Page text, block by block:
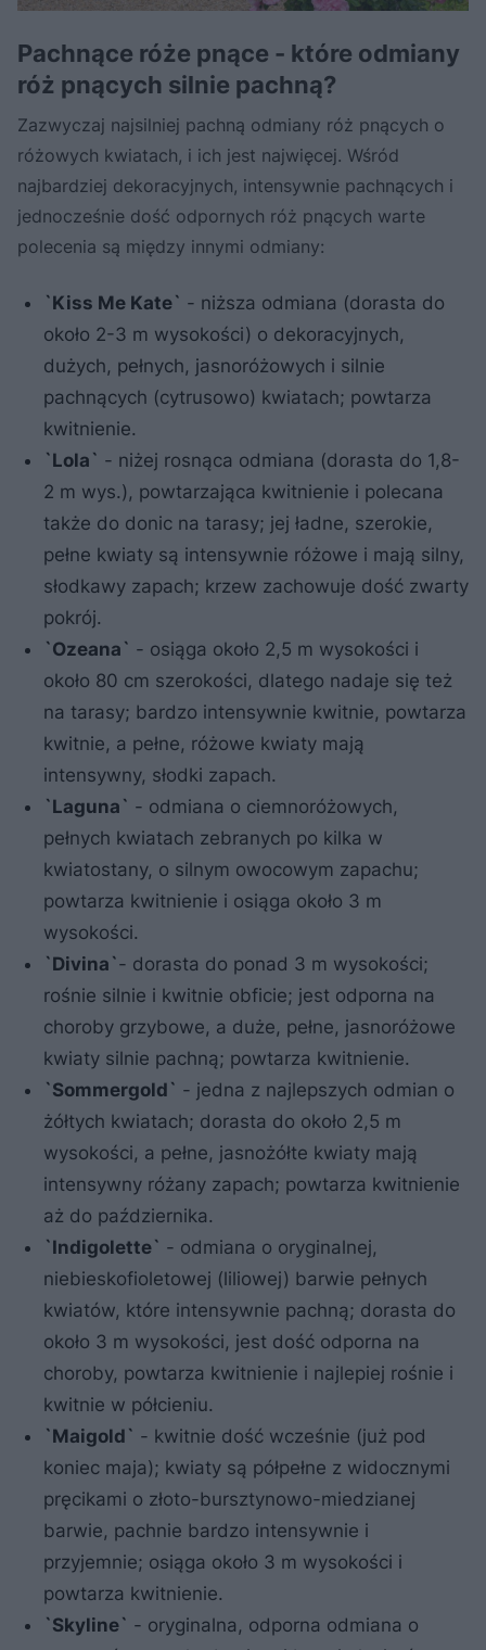
Pachnące róże pnące - które odmiany
róż pnących silnie pachną?
Zazwyczaj najsilniej pachną odmiany róż pnących o
różowych kwiatach, i ich jest najwięcej. Wśród
najbardziej dekoracyjnych, intensywnie pachnących i
jednocześnie dość odpornych róż pnących warte
polecenia są między innymi odmiany:
`Kiss Me Kate` - niższa odmiana (dorasta do
około 2-3 m wysokości) o dekoracyjnych,
dużych, pełnych, jasnoróżowych i silnie
pachnących (cytrusowo) kwiatach; powtarza
kwitnienie.
`Lola` - niżej rosnąca odmiana (dorasta do 1,8-
2 m wys.), powtarzająca kwitnienie i polecana
także do donic na tarasy; jej ładne, szerokie,
pełne kwiaty są intensywnie różowe i mają silny,
słodkawy zapach; krzew zachowuje dość zwarty
pokrój.
`Ozeana` - osiąga około 2,5 m wysokości i
około 80 cm szerokości, dlatego nadaje się też
na tarasy; bardzo intensywnie kwitnie, powtarza
kwitnie, a pełne, różowe kwiaty mają
intensywny, słodki zapach.
`Laguna` - odmiana o ciemnoróżowych,
pełnych kwiatach zebranych po kilka w
kwiatostany, o silnym owocowym zapachu;
powtarza kwitnienie i osiąga około 3 m
wysokości.
`Divina`- dorasta do ponad 3 m wysokości;
rośnie silnie i kwitnie obficie; jest odporna na
choroby grzybowe, a duże, pełne, jasnoróżowe
kwiaty silnie pachną; powtarza kwitnienie.
`Sommergold` - jedna z najlepszych odmian o
żółtych kwiatach; dorasta do około 2,5 m
wysokości, a pełne, jasnożółte kwiaty mają
intensywny różany zapach; powtarza kwitnienie
aż do października.
`Indigolette` - odmiana o oryginalnej,
niebieskofioletowej (liliowej) barwie pełnych
kwiatów, które intensywnie pachną; dorasta do
około 3 m wysokości, jest dość odporna na
choroby, powtarza kwitnienie i najlepiej rośnie i
kwitnie w półcieniu.
`Maigold` - kwitnie dość wcześnie (już pod
koniec maja); kwiaty są półpełne z widocznymi
pręcikami o złoto-bursztynowo-miedzianej
barwie, pachnie bardzo intensywnie i
przyjemnie; osiąga około 3 m wysokości i
powtarza kwitnienie.
`Skyline` - oryginalna, odporna odmiana o